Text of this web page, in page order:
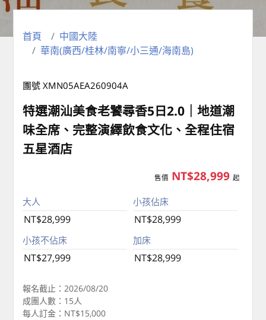
首頁
中國大陸
華南(廣西/桂林/南寧/小三通/海南島)
團號 XMN05AEA260904A
特選潮汕美食老饕尋香5日2.0｜地道潮
味全席、完整演繹飲食文化、全程住宿
五星酒店
售價 NT$28,999 起
大人
NT$28,999
小孩佔床
NT$28,999
小孩不佔床
NT$27,999
加床
NT$28,999
報名截止：2026/08/20
成團人數：15人
每人訂金：NT$15,000